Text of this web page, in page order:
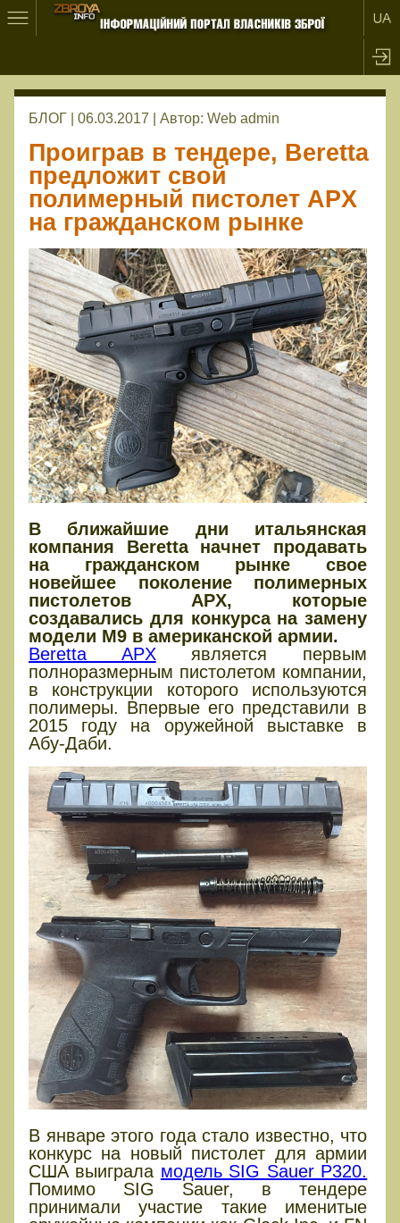
БЛОГ | 06.03.2017 | Автор: Web admin
Проиграв в тендере, Beretta
предложит свой
полимерный пистолет APX
на гражданском рынке
В ближайшие дни итальянская
компания Beretta начнет продавать
на гражданском рынке свое
новейшее поколение полимерных
пистолетов APX, которые
создавались для конкурса на замену
модели M9 в американской армии.
Beretta APXявляется первым
полноразмерным пистолетом компании,
в конструкции которого используются
полимеры. Впервые его представили в
2015 году на оружейной выставке в
Абу-Даби.
В январе этого года стало известно, что
конкурс на новый пистолет для армии
США выиграла модель SIG Sauer P320.
Помимо SIG Sauer, в тендере
принимали участие такие именитые